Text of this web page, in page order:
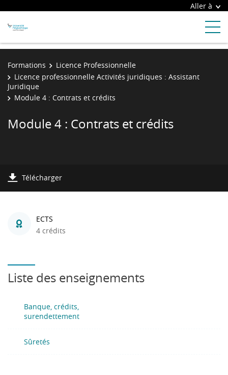
Aller à
Formations
Licence Professionnelle
Licence professionnelle Activités juridiques : Assistant
Juridique
Module 4 : Contrats et crédits
Module 4 : Contrats et crédits
Télécharger
ECTS
4 crédits
Liste des enseignements
Banque, crédits,
surendettement
Sûretés